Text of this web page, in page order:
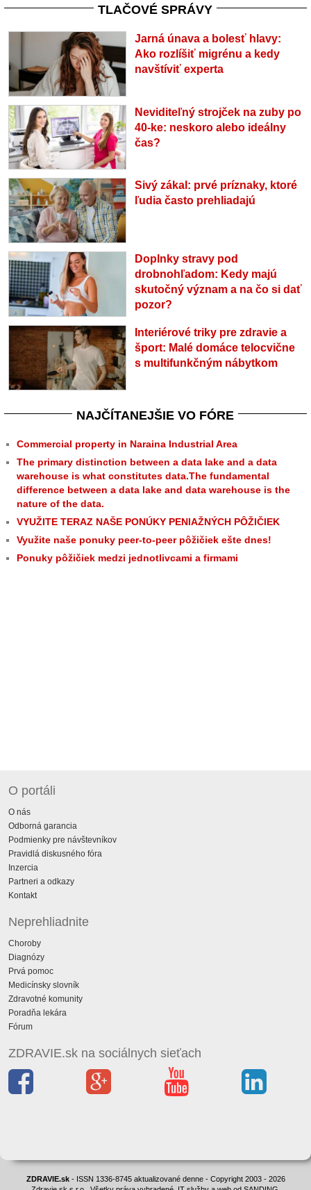
TLAČOVÉ SPRÁVY
Jarná únava a bolesť hlavy:
Ako rozlíšiť migrénu a kedy
navštíviť experta
Neviditeľný strojček na zuby po
40-ke: neskoro alebo ideálny
čas?
Sivý zákal: prvé príznaky, ktoré
ľudia často prehliadajú
Doplnky stravy pod
drobnohľadom: Kedy majú
skutočný význam a na čo si dať
pozor?
Interiérové triky pre zdravie a
šport: Malé domáce telocvične
s multifunkčným nábytkom
NAJČÍTANEJŠIE VO FÓRE
Commercial property in Naraina Industrial Area
The primary distinction between a data lake and a data
warehouse is what constitutes data.The fundamental
difference between a data lake and data warehouse is the
nature of the data.
VYUŽITE TERAZ NAŠE PONÚKY PENIAŽNÝCH PÔŽIČIEK
Využite naše ponuky peer-to-peer pôžičiek ešte dnes!
Ponuky pôžičiek medzi jednotlivcami a firmami
O portáli
O nás
Odborná garancia
Podmienky pre návštevníkov
Pravidlá diskusného fóra
Inzercia
Partneri a odkazy
Kontakt
Neprehliadnite
Choroby
Diagnózy
Prvá pomoc
Medicínsky slovník
Zdravotné komunity
Poradňa lekára
Fórum
ZDRAVIE.sk na sociálnych sieťach
ZDRAVIE.sk- ISSN 1336-8745 aktualizované denne - Copyright 2003 - 2026